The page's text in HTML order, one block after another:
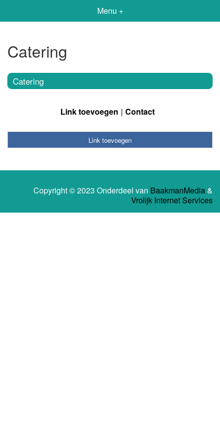
Menu +
Catering
Catering
Link toevoegen Contact
Link toevoegen
Copyright © 2023 Onderdeel van BaakmanMedia&
Vrolijk Internet Services